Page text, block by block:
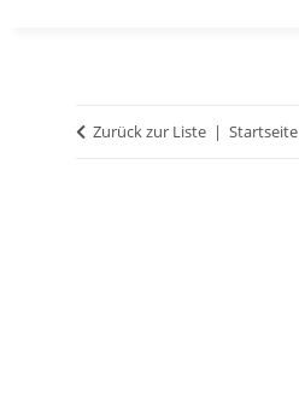
Zurück zur Liste Startseite